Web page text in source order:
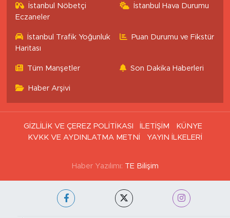
İstanbul Nöbetçi
Eczaneler
İstanbul Hava Durumu
İstanbul Trafik Yoğunluk
Haritası
Puan Durumu ve Fikstür
Tüm Manşetler Son Dakika Haberleri
Haber Arşivi
GİZLİLİK VE ÇEREZ POLİTİKASI İLETİŞİM
KÜNYE
KVKK VE AYDINLATMA METNİ
YAYIN İLKELERİ
Haber Yazılımı: TE Bilişim